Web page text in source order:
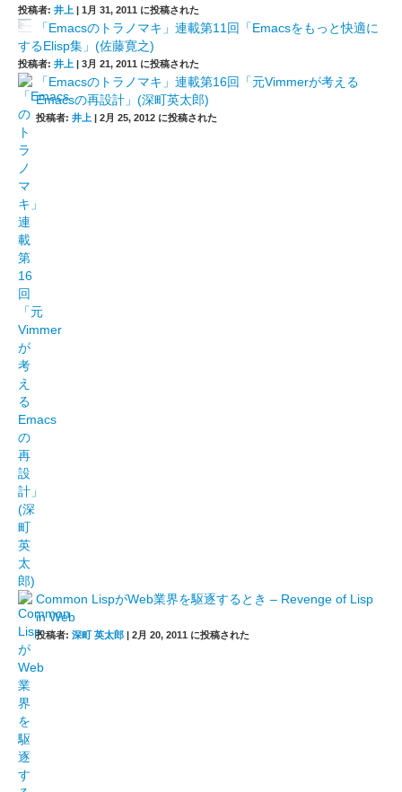
投稿者: 井上 | 1月 31, 2011 に投稿された
「Emacsのトラノマキ」連載第11回「Emacsをもっと快適に
するElisp集」(佐藤寛之)
投稿者: 井上 | 3月 21, 2011 に投稿された
「Emacsのトラノマキ」連載第16回「元Vimmerが考える
Emacsの再設計」(深町英太郎)
投稿者: 井上 | 2月 25, 2012 に投稿された
Common LispがWeb業界を駆逐するとき – Revenge of Lisp
in Web
投稿者: 深町 英太郎 | 2月 20, 2011 に投稿された